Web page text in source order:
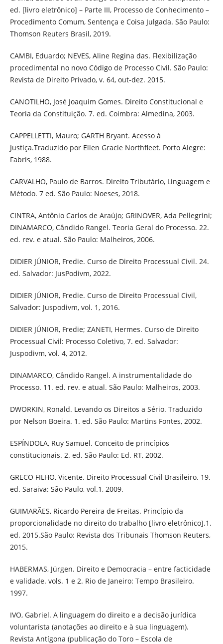
ed. [livro eletrônico] – Parte III, Processo de Conhecimento –
Procedimento Comum, Sentença e Coisa Julgada. São Paulo:
Thomson Reuters Brasil, 2019.
CAMBI, Eduardo; NEVES, Aline Regina das. Flexibilização
procedimental no novo Código de Processo Civil. São Paulo:
Revista de Direito Privado, v. 64, out-dez. 2015.
CANOTILHO, José Joaquim Gomes. Direito Constitucional e
Teoria da Constituição. 7. ed. Coimbra: Almedina, 2003.
CAPPELLETTI, Mauro; GARTH Bryant. Acesso à
Justiça.Traduzido por Ellen Gracie Northfleet. Porto Alegre:
Fabris, 1988.
CARVALHO, Paulo de Barros. Direito Tributário, Linguagem e
Método. 7 ed. São Paulo: Noeses, 2018.
CINTRA, Antônio Carlos de Araújo; GRINOVER, Ada Pellegrini;
DINAMARCO, Cândido Rangel. Teoria Geral do Processo. 22.
ed. rev. e atual. São Paulo: Malheiros, 2006.
DIDIER JÚNIOR, Fredie. Curso de Direito Processual Civil. 24.
ed. Salvador: JusPodivm, 2022.
DIDIER JÚNIOR, Fredie. Curso de Direito Processual Civil,
Salvador: Juspodivm, vol. 1, 2016.
DIDIER JÚNIOR, Fredie; ZANETI, Hermes. Curso de Direito
Processual Civil: Processo Coletivo, 7. ed. Salvador:
Juspodivm, vol. 4, 2012.
DINAMARCO, Cândido Rangel. A instrumentalidade do
Processo. 11. ed. rev. e atual. São Paulo: Malheiros, 2003.
DWORKIN, Ronald. Levando os Direitos a Sério. Traduzido
por Nelson Boeira. 1. ed. São Paulo: Martins Fontes, 2002.
ESPÍNDOLA, Ruy Samuel. Conceito de princípios
constitucionais. 2. ed. São Paulo: Ed. RT, 2002.
GRECO FILHO, Vicente. Direito Processual Civil Brasileiro. 19.
ed. Saraiva: São Paulo, vol.1, 2009.
GUIMARÃES, Ricardo Pereira de Freitas. Princípio da
proporcionalidade no direito do trabalho [livro eletrônico].1.
ed. 2015.São Paulo: Revista dos Tribunais Thomson Reuters,
2015.
HABERMAS, Jürgen. Direito e Democracia – entre facticidade
e validade. vols. 1 e 2. Rio de Janeiro: Tempo Brasileiro.
1997.
IVO, Gabriel. A linguagem do direito e a decisão jurídica
voluntarista (anotações ao direito e à sua linguagem).
Revista Antígona (publicação do Toro – Escola de